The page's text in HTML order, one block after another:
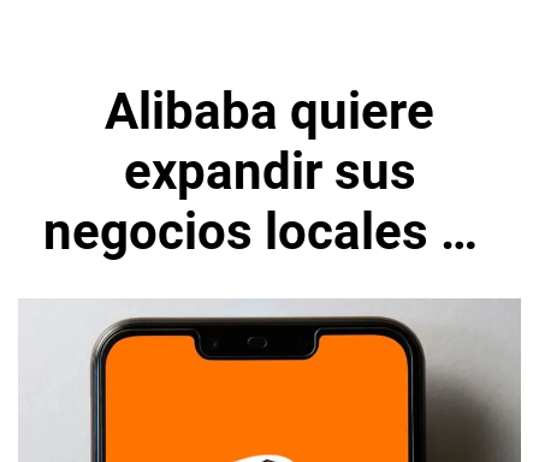
Alibaba quiere
expandir sus
negocios locales en
Europa, según su
presidente